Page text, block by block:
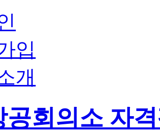
입
개
공회의소 자